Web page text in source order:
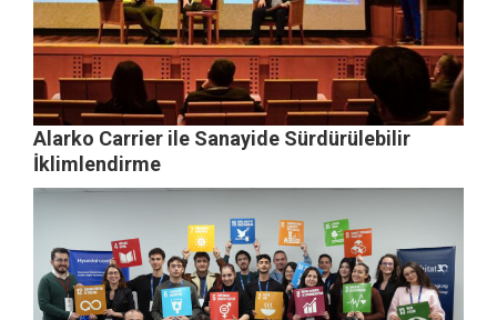
Alarko Carrier ile Sanayide Sürdürülebilir
İklimlendirme